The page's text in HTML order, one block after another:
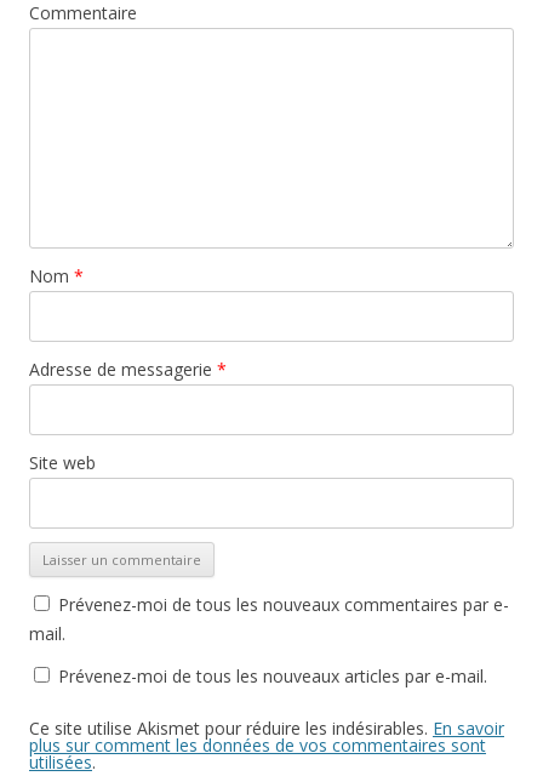
Commentaire
Nom *
Adresse de messagerie *
Site web
Prévenez-moi de tous les nouveaux commentaires par e-
mail.
Prévenez-moi de tous les nouveaux articles par e-mail.
Ce site utilise Akismet pour réduire les indésirables. En savoir
plus sur comment les données de vos commentaires sont
utilisées.